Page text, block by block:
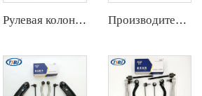
Рулевая колонна Производитель высокого качества оптом Шаровая опора для BMW E90/E91/E92/E93 OE 32216762243 32106765235